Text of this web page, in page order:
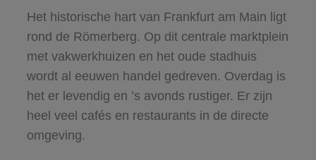
Het historische hart van Frankfurt am Main ligt
rond de Römerberg. Op dit centrale marktplein
met vakwerkhuizen en het oude stadhuis
wordt al eeuwen handel gedreven. Overdag is
het er levendig en ’s avonds rustiger. Er zijn
heel veel cafés en restaurants in de directe
omgeving.